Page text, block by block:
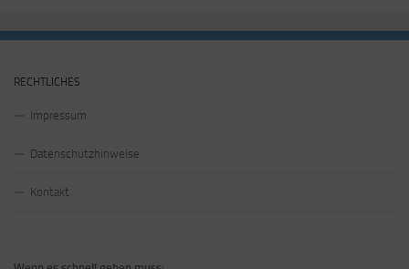
RECHTLICHES
Impressum
Datenschutzhinweise
Kontakt